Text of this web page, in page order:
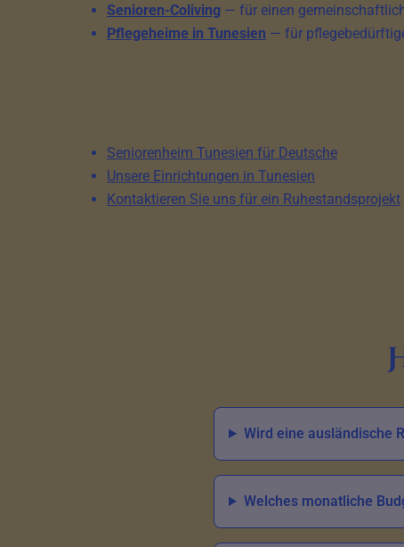
Senioren-Coliving — für einen
Pflegeheime in Tunesien — für
Seniorenheim Tunesien für Deutsche
Unsere Einrichtungen in Tunesien
Kontaktieren Sie uns für ein Ruhestandsprojekt
Wird eine ausländische
Welches monatliche